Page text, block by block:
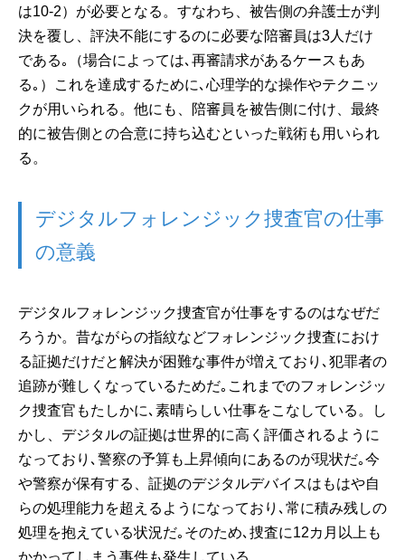
は10-2）が必要となる。すなわち、被告側の弁護士が判
決を覆し、評決不能にするのに必要な陪審員は3人だけ
である｡（場合によっては､再審請求があるケースもあ
る｡）これを達成するために､心理学的な操作やテクニッ
クが用いられる。他にも、陪審員を被告側に付け、最終
的に被告側との合意に持ち込むといった戦術も用いられ
る。
デジタルフォレンジック捜査官の仕事
の意義
デジタルフォレンジック捜査官が仕事をするのはなぜだ
ろうか。昔ながらの指紋などフォレンジック捜査におけ
る証拠だけだと解決が困難な事件が増えており､犯罪者の
追跡が難しくなっているためだ｡これまでのフォレンジッ
ク捜査官もたしかに､素晴らしい仕事をこなしている。し
かし、デジタルの証拠は世界的に高く評価されるように
なっており､警察の予算も上昇傾向にあるのが現状だ｡今
や警察が保有する、証拠のデジタルデバイスはもはや自
らの処理能力を超えるようになっており､常に積み残しの
処理を抱えている状況だ｡そのため､捜査に12カ月以上も
かかってしまう事件も発生している。